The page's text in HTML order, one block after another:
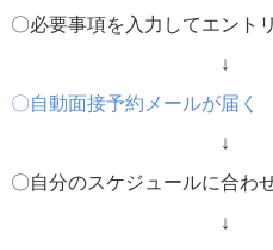
〇必要事項を入力してエント
↓
〇自動面接予約メールが届く
↓
〇自分のスケジュールに合わ
↓